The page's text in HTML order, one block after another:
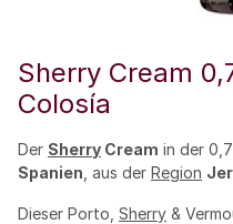
Sherry Cream
Colosía
Der Sherry Cream in der
Spanien , aus der Region
Dieser Porto, Sherry &